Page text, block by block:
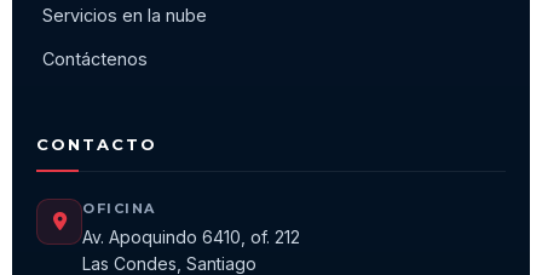
Servicios en la nube
Contáctenos
CONTACTO
OFICINA
Av. Apoquindo 6410, of. 212
Las Condes, Santiago